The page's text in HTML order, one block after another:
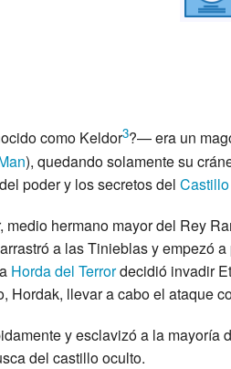
como Keldor3?— era un
), quedando solamente su
poder y los secretos del
hermano mayor del Rey
a las Tinieblas y empezó
Horda del Terrordecidió invadir
Hordak, llevar a cabo el ataque
y esclavizó a la
del castillo oculto.